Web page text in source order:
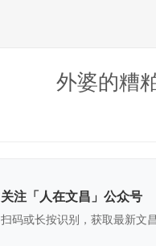
外婆的糟
关注「人在文昌」公众号
扫码或长按识别，获取最新文